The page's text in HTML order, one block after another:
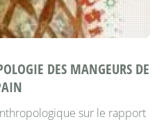
DES MANGEURS DE
sur le rapport